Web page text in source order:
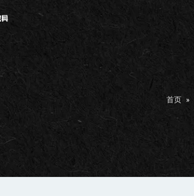
首页 »